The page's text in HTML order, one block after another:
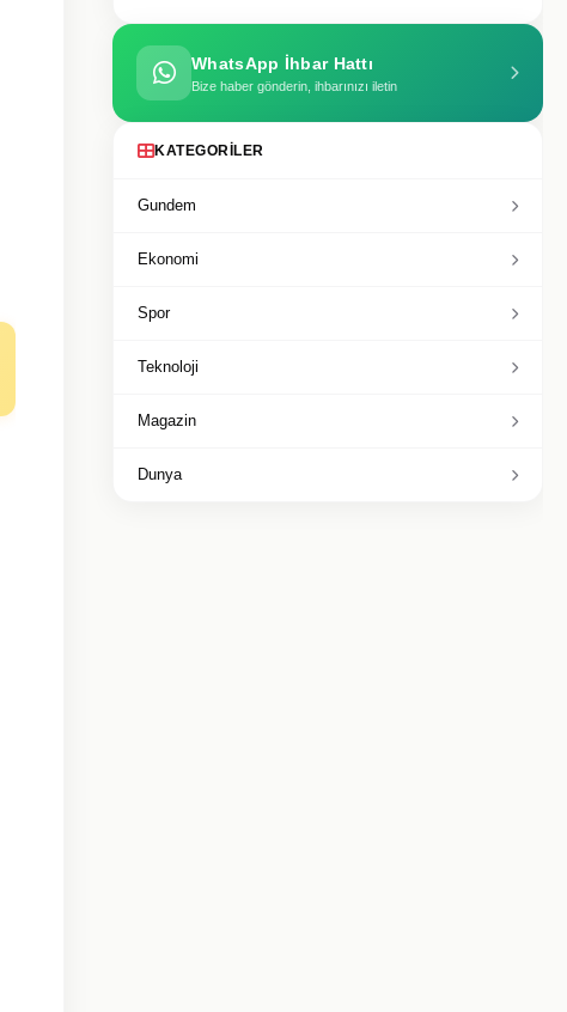
WhatsApp İhbar Hattı
Bize haber gönderin, ihbarınızı iletin
KATEGORILER
Gundem
Ekonomi
Spor
Teknoloji
Magazin
Dunya